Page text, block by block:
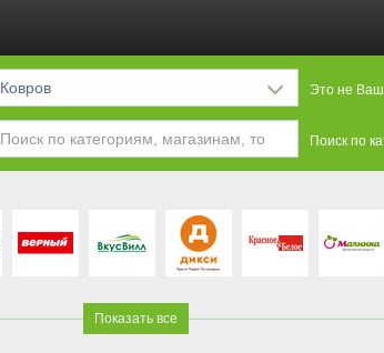
Ковров Это не Ваш
Поиск по
Показать все